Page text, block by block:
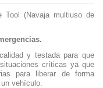
Tool (Navaja multiuso de
y testada para que
críticas ya que
para liberar de forma
vehículo.